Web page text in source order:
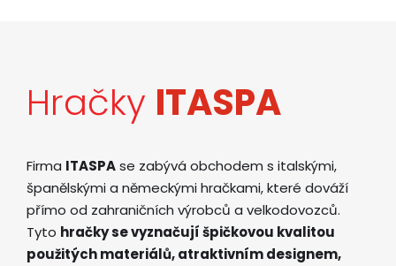
Hračky ITASPA
Firma ITASPAse zabývá obchodem s italskými,
španělskými a německými hračkami, které dováží
přímo od zahraničních výrobců a velkodovozců.
Tyto hračky se vyznačují špičkovou kvalitou
použitých materiálů, atraktivním designem,